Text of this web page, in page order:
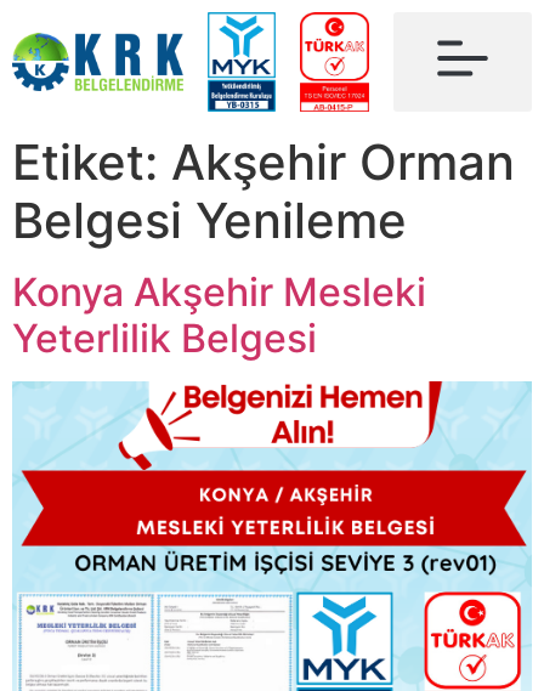
Etiket: Akşehir Orman
Belgesi Yenileme
Konya Akşehir Mesleki
Yeterlilik Belgesi